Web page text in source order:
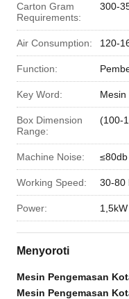
Carton Gram
Requirements:
300-
Air Consumption: 120-
Function:
Key Word: Mesin
Box Dimension
Range:
(100-
Machine Noise: ≤80db
Working Speed: 30-80
Power: 1,5kW
Menyoroti
Mesin Pengemasan
Mesin Pengemasan